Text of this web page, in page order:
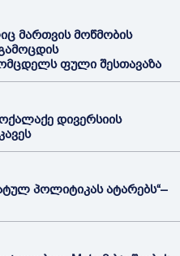
მართვის მოწმობის
ფული შესთავაზა
დივერსიის
პოლიტიკას ატარებს“–